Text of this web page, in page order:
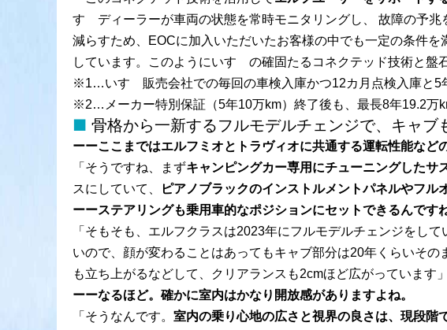
すゞディーラーが車両の状態を常時モニタリングし、 故障の予
減らすため、EOCに加入いただいたお客様の中でも一定の条件
しています。このようにいすゞの確固たるコネクテッド技術と
※1…いすゞ販売会社での毎回の車検入庫かつ12カ月点検入庫と5
※2…メーカー特別保証（5年10万km）終了後も、最長8年19.2万
骨格から一新するフルモデルチェンジで、キャブ
ーーここまではエルフミオとトラヴィオに共通する運転性能な
「そうですね、まずキャンピングカー専用にチューニングしたサ
スにしていて、
ピアノブラックのインストルメントパネルやフル
ーーステアリングも乗用車的なポジションにセットできるんです
「そもそも、エルフクラスは2023年にフルモデルチェンジをし
いので、顔が変わることはあってもキャブ部分は20年くらいそ
も立ち上がるなどして、クリアランスも2cmほど広がっています」
ーーなるほど。確かに室内はかなり開放感がありますよね。
「そうなんです。 室内の乗り心地の広さと視界の良さは、現段階